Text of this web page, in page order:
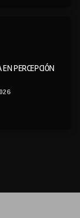
PERCEPCIÓN